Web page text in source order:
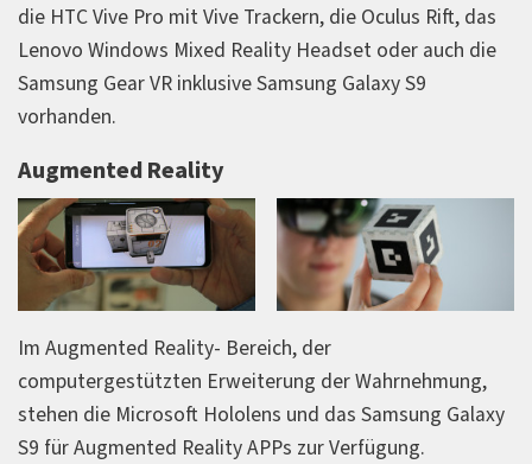
die HTC Vive Pro mit Vive Trackern, die Oculus Rift, das
Lenovo Windows Mixed Reality Headset oder auch die
Samsung Gear VR inklusive Samsung Galaxy S9
vorhanden.
Augmented Reality
Im Augmented Reality- Bereich, der
computergestützten Erweiterung der Wahrnehmung,
stehen die Microsoft Hololens und das Samsung Galaxy
S9 für Augmented Reality APPs zur Verfügung.